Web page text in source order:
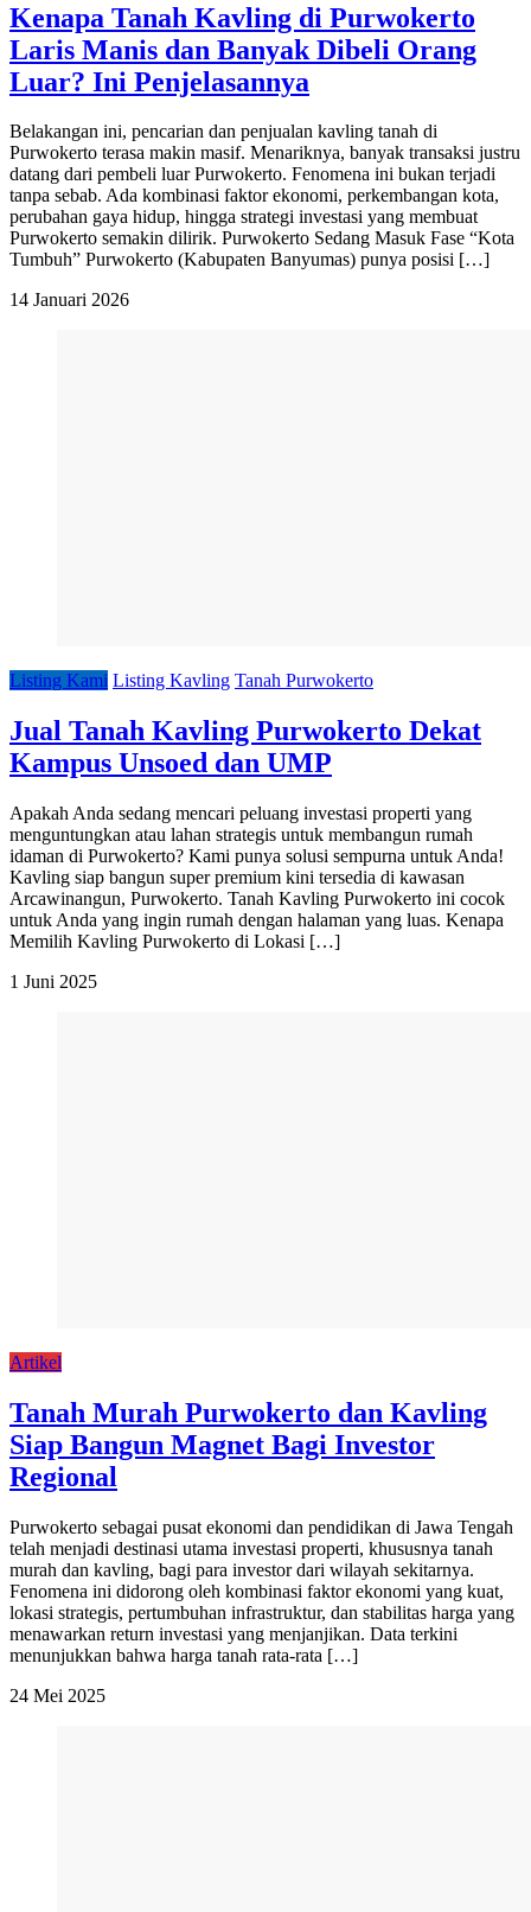
Kenapa Tanah Kavling di Purwokerto
Laris Manis dan Banyak Dibeli Orang
Luar? Ini Penjelasannya
Belakangan ini, pencarian dan penjualan kavling tanah di
Purwokerto terasa makin masif. Menariknya, banyak transaksi justru
datang dari pembeli luar Purwokerto. Fenomena ini bukan terjadi
tanpa sebab. Ada kombinasi faktor ekonomi, perkembangan kota,
perubahan gaya hidup, hingga strategi investasi yang membuat
Purwokerto semakin dilirik. Purwokerto Sedang Masuk Fase “Kota
Tumbuh” Purwokerto (Kabupaten Banyumas) punya posisi […]
14 Januari 2026
Listing Kami Listing Kavling Tanah Purwokerto
Jual Tanah Kavling Purwokerto Dekat
Kampus Unsoed dan UMP
Apakah Anda sedang mencari peluang investasi properti yang
menguntungkan atau lahan strategis untuk membangun rumah
idaman di Purwokerto? Kami punya solusi sempurna untuk Anda!
Kavling siap bangun super premium kini tersedia di kawasan
Arcawinangun, Purwokerto. Tanah Kavling Purwokerto ini cocok
untuk Anda yang ingin rumah dengan halaman yang luas. Kenapa
Memilih Kavling Purwokerto di Lokasi […]
1 Juni 2025
Artikel
Tanah Murah Purwokerto dan Kavling
Siap Bangun Magnet Bagi Investor
Regional
Purwokerto sebagai pusat ekonomi dan pendidikan di Jawa Tengah
telah menjadi destinasi utama investasi properti, khususnya tanah
murah dan kavling, bagi para investor dari wilayah sekitarnya.
Fenomena ini didorong oleh kombinasi faktor ekonomi yang kuat,
lokasi strategis, pertumbuhan infrastruktur, dan stabilitas harga yang
menawarkan return investasi yang menjanjikan. Data terkini
menunjukkan bahwa harga tanah rata-rata […]
24 Mei 2025